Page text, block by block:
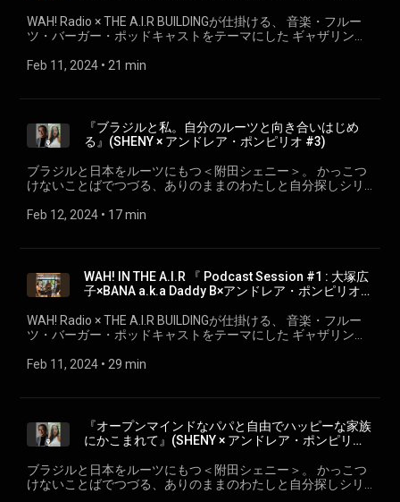
WAH! Radio × THE A.I.R BUILDINGが仕掛ける、 音楽・フルー
ツ・バーガー・ポッドキャストをテーマにした ギャザリング
WAH! IN THE A.I.R』 2023/10/8 開催の『WAH! IN THE A.I.R』
Feb 11, 2024 • 21 min
『ブラジルと私。自分のルーツと向き合いはじめ
る』(SHENY × アンドレア・ポンピリオ #3)
ブラジルと日本をルーツにもつ＜附田シェニー＞。 かっこつ
けないことばでつづる、ありのままのわたしと自分探しシリ
Feb 12, 2024 • 17 min
WAH! IN THE A.I.R 『 Podcast Session #1 : 大塚広
子×BANA a.k.a Daddy B×アンドレア・ポンピリオ～
WAH! Radio × THE A.I.R BUILDINGが仕掛ける、 音楽・フルー
ツ・バーガー・ポッドキャストをテーマにした ギャザリング
WAH! IN THE A.I.R』 2023/10/8 開催の『WAH! IN THE A.I.R』
RESIDENCE ＞。1970年代にNY出身のジャズミュージシャン
『Gilles』が 放蕩の末に棲みついたというストーリーを 元に
作られた日本橋のコンセプトビルディング。
Feb 11, 2024 • 29 min
『オープンマインドなパパと自由でハッピーな家族
にかこまれて』(SHENY × アンドレア・ポンピリオ
ブラジルと日本をルーツにもつ＜附田シェニー＞。 かっこつ
けないことばでつづる、ありのままのわたしと自分探しシリ